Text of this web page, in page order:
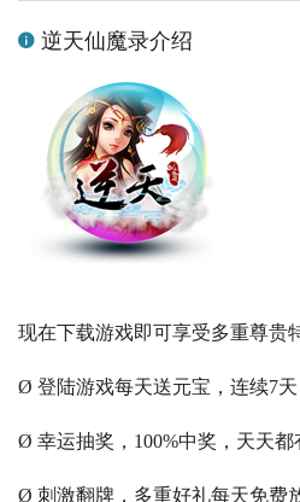
逆天仙魔录介绍
现在下载游戏即可享受多重尊贵
Ø 登陆游戏每天送元宝，连续7天
Ø 幸运抽奖，100%中奖，天天都
Ø 刺激翻牌，多重好礼每天免费